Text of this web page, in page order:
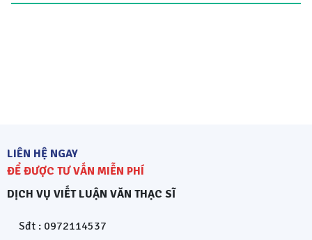
LIÊN HỆ NGAY
ĐỂ ĐƯỢC TƯ VẤN MIỄN PHÍ
DỊCH VỤ VIẾT LUẬN VĂN THẠC SĨ
Sđt : 0972114537